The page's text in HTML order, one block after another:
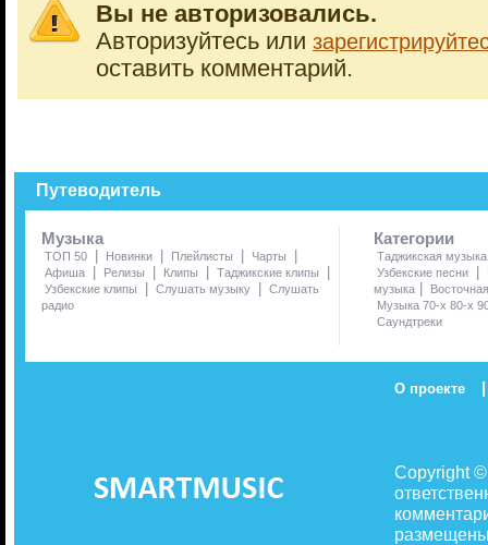
Вы не авторизовались.
Авторизуйтесь или
оставить комментарий.
Путеводитель
Музыка
ТОП 50 | Новинки | Плейлисты | Чарты |
Афиша | Релизы | Клипы | Таджикские клипы |
Узбекские клипы | Слушать музыку | Слушать
радио
Категории
Таджикская музыка
Узбекские песни
|
музыка |
Музыка 70-х 80-х
Саундтреки
О проекте |
Copyright
размещены